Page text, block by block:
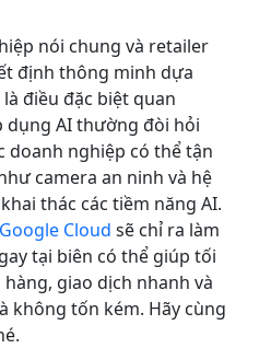
nói chung và retailer
định thông minh dựa
điều đặc biệt quan
dụng AI thường đòi hỏi
doanh nghiệp có thể tận
camera an ninh và hệ
thác các tiềm năng AI.
Google Cloud sẽ chỉ ra làm
tại biên có thể giúp tối
giao dịch nhanh và
không tốn kém. Hãy cùng